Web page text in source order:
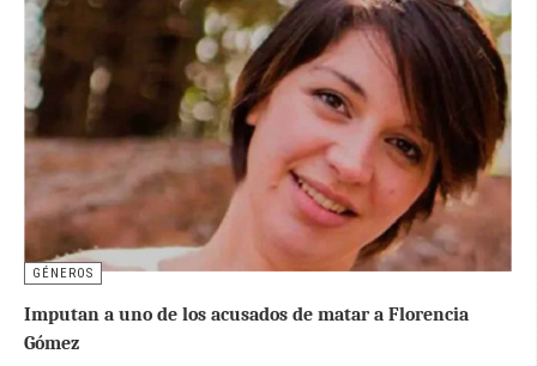
GÉNEROS
Imputan a uno de los acusados de matar a Florencia
Gómez